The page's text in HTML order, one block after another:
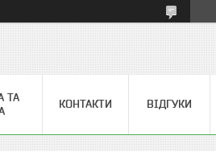
ТА
КОНТАКТИ ВІДГУКИ